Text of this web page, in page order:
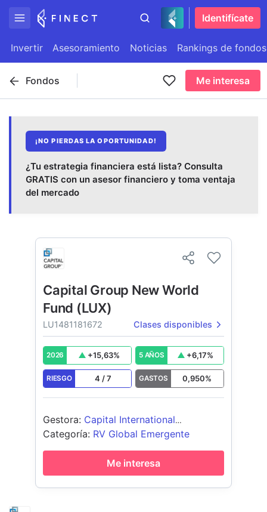
Identifícate
Invertir Asesoramiento Noticias Rankings de fondos
Fondos Me interesa
¡NO PIERDAS LA OPORTUNIDAD!
¿Tu estrategia financiera está lista? Consulta
GRATIS con un asesor financiero y toma ventaja
del mercado
Capital Group New World
Fund (LUX)
LU1481181672 Clases disponibles
2026 +15,63% 5 AÑOS +6,17%
RIESGO 4 /7 GASTOS 0,950%
Gestora: Capital International
Management Company Sàrl
Categoría: RV Global Emergente
Me interesa